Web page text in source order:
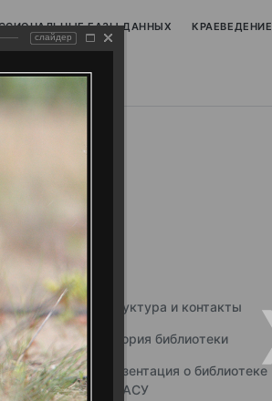
БАЗЫ ДАННЫХ КРАЕВЕДЕНИЕ
Структура и контакты
История библиотеки
Презентация о библиотеке
ННГАСУ
слайдер